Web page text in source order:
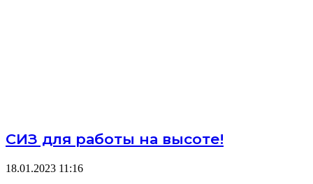
СИЗ для работы на высоте!
18.01.2023 11:16